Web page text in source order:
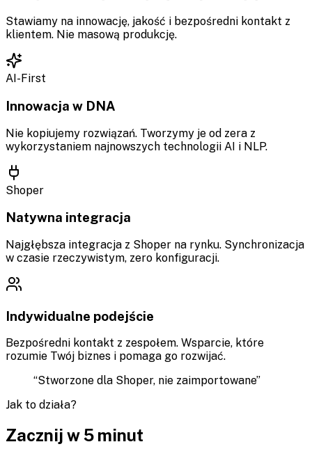
Stawiamy na innowację, jakość i bezpośredni kontakt z
klientem. Nie masową produkcję.
AI-First
Innowacja w DNA
Nie kopiujemy rozwiązań. Tworzymy je od zera z
wykorzystaniem najnowszych technologii AI i NLP.
Shoper
Natywna integracja
Najgłębsza integracja z Shoper na rynku. Synchronizacja
w czasie rzeczywistym, zero konfiguracji.
Indywidualne podejście
Bezpośredni kontakt z zespołem. Wsparcie, które
rozumie Twój biznes i pomaga go rozwijać.
“Stworzone dla Shoper, nie zaimportowane”
Jak to działa?
Zacznij w 5 minut